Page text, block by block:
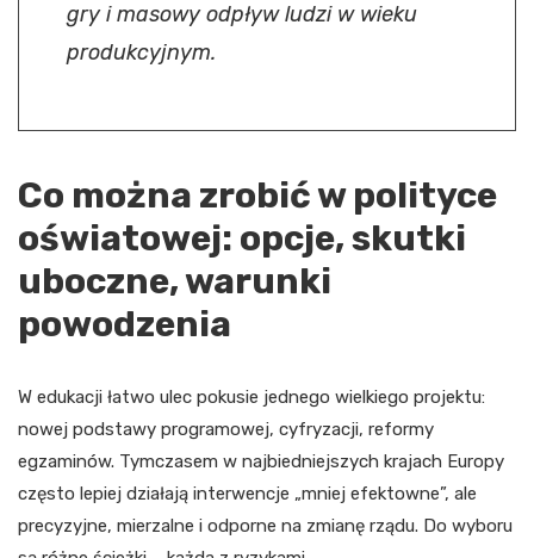
gry i masowy odpływ ludzi w wieku
produkcyjnym.
Co można zrobić w polityce
oświatowej: opcje, skutki
uboczne, warunki
powodzenia
W edukacji łatwo ulec pokusie jednego wielkiego projektu:
nowej podstawy programowej, cyfryzacji, reformy
egzaminów. Tymczasem w najbiedniejszych krajach Europy
często lepiej działają interwencje „mniej efektowne”, ale
precyzyjne, mierzalne i odporne na zmianę rządu. Do wyboru